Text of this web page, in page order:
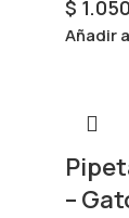
$
Añadir
–